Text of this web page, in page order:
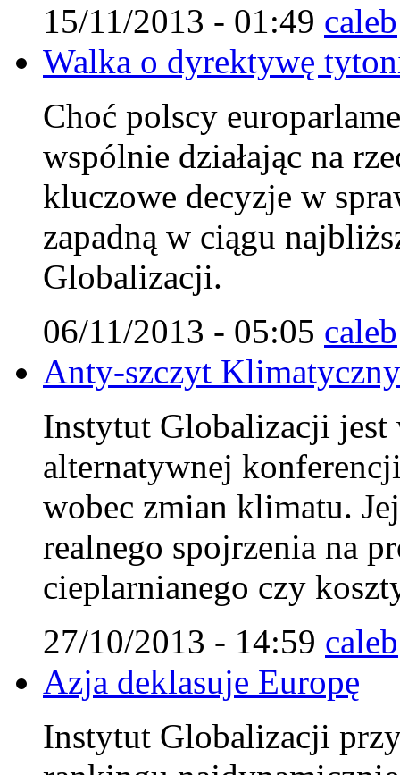
15/11/2013 - 01:49 caleb
Walka o dyrektywę
Choć polscy
wspólnie działając na
kluczowe decyzje w
zapadną w ciągu
Globalizacji.
06/11/2013 - 05:05 caleb
Anty-szczyt
Instytut Globalizacji jest
alternatywnej
wobec zmian klimatu.
realnego spojrzenia na
cieplarnianego czy
27/10/2013 - 14:59 caleb
Azja deklasuje Europę
Instytut Globalizacji